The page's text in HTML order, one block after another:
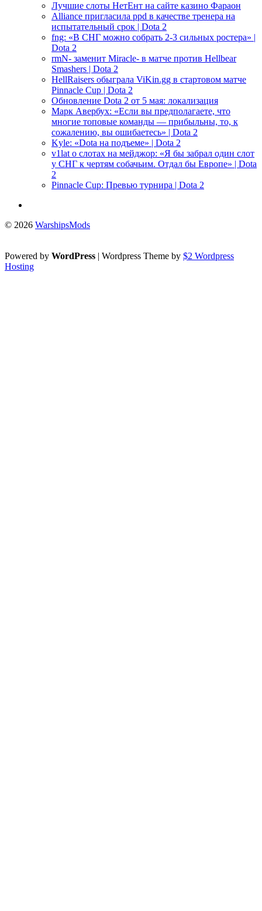
Лучшие слоты НетЕнт на сайте казино Фараон
Alliance пригласила ppd в качестве тренера на
испытательный срок | Dota 2
fng: «В СНГ можно собрать 2-3 сильных ростера» |
Dota 2
rmN- заменит Miracle- в матче против Hellbear
Smashers | Dota 2
HellRaisers обыграла ViKin.gg в стартовом матче
Pinnacle Cup | Dota 2
Обновление Dota 2 от 5 мая: локализация
Марк Авербух: «Если вы предполагаете, что
многие топовые команды — прибыльны, то, к
сожалению, вы ошибаетесь» | Dota 2
Kyle: «Dota на подъеме» | Dota 2
v1lat о слотах на мейджор: «Я бы забрал один слот
у СНГ к чертям собачьим. Отдал бы Европе» | Dota
2
Pinnacle Cup: Превью турнира | Dota 2
© 2026 WarshipsMods
Powered by WordPress | Wordpress Theme by $2 Wordpress
Hosting